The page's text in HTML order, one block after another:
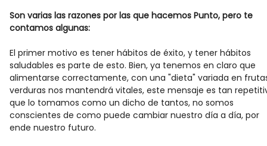
Son varias las razones por las que hacemos Punto, pero te
contamos algunas:
El primer motivo es tener hábitos de éxito, y tener hábitos
saludables es parte de esto. Bien, ya tenemos en claro que
alimentarse correctamente, con una "dieta" variada en
verduras nos mantendrá vitales, este mensaje es tan
que lo tomamos como un dicho de tantos, no somos
conscientes de como puede cambiar nuestro día a día, por
ende nuestro futuro.